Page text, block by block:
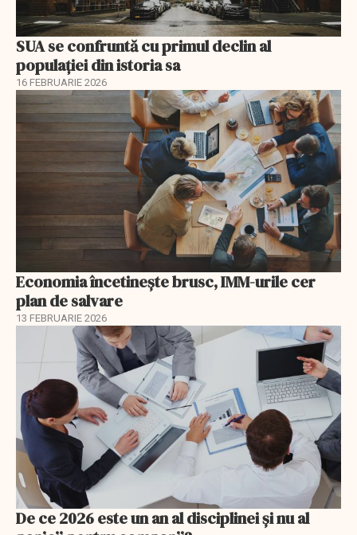
SUA se confruntă cu primul declin al
populației din istoria sa
16 FEBRUARIE 2026
Economia încetinește brusc, IMM-urile cer
plan de salvare
13 FEBRUARIE 2026
De ce 2026 este un an al disciplinei și nu al